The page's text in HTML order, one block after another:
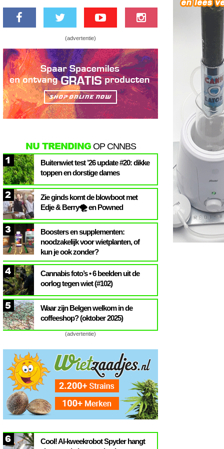
(advertentie)
NU TRENDINGOP CNNBS
1
Buitenwiet test ’26 update #20: dikke
toppen en dorstige dames
2
Zie ginds komt de blowboot met
Edje & Berry🌪️ en Powned
3
Boosters en supplementen:
noodzakelijk voor wietplanten, of
kun je ook zonder?
4
Cannabis foto’s • 6 beelden uit de
oorlog tegen wiet (#102)
5
Waar zijn Belgen welkom in de
coffeeshop? (oktober 2025)
(advertentie)
6
Cool! AI-kweekrobot Spyder hangt